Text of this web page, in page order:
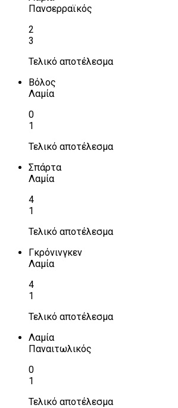
Πανσερραϊκός
2
3
Τελικό αποτέλεσμα
Βόλος
Λαμία
0
1
Τελικό αποτέλεσμα
Σπάρτα
Λαμία
4
1
Τελικό αποτέλεσμα
Γκρόνινγκεν
Λαμία
4
1
Τελικό αποτέλεσμα
Λαμία
Παναιτωλικός
0
1
Τελικό αποτέλεσμα